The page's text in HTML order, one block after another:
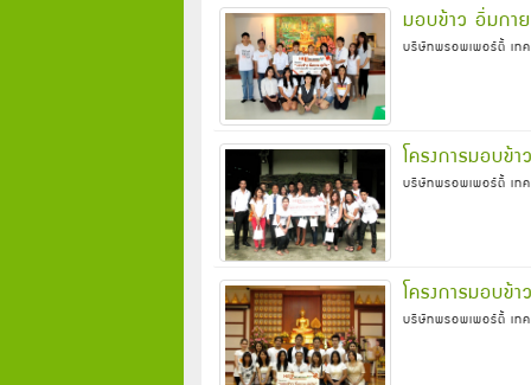
มอบข้าว อิ่มกา
บริษัทพรอพเพอร์ตี้ เท
โครงการมอบข้
บริษัทพรอพเพอร์ตี้ เท
โครงการมอบข้
บริษัทพรอพเพอร์ตี้ เท